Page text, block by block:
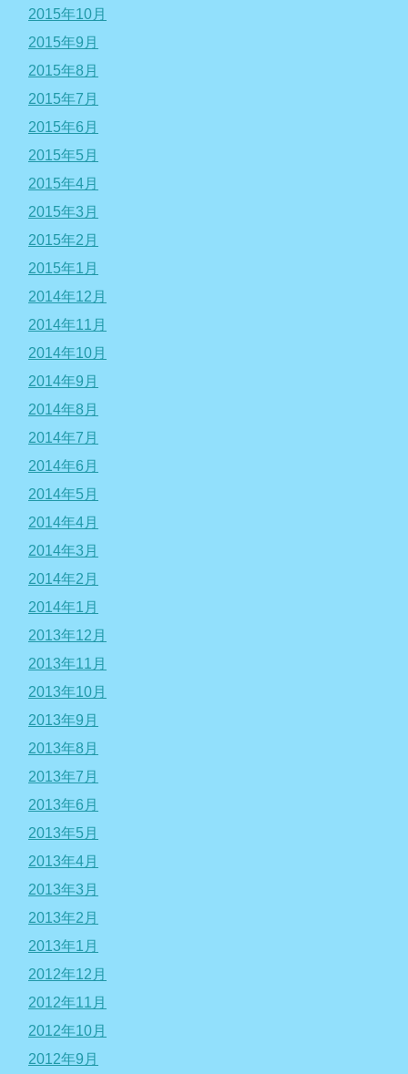
2015年10月
2015年9月
2015年8月
2015年7月
2015年6月
2015年5月
2015年4月
2015年3月
2015年2月
2015年1月
2014年12月
2014年11月
2014年10月
2014年9月
2014年8月
2014年7月
2014年6月
2014年5月
2014年4月
2014年3月
2014年2月
2014年1月
2013年12月
2013年11月
2013年10月
2013年9月
2013年8月
2013年7月
2013年6月
2013年5月
2013年4月
2013年3月
2013年2月
2013年1月
2012年12月
2012年11月
2012年10月
2012年9月